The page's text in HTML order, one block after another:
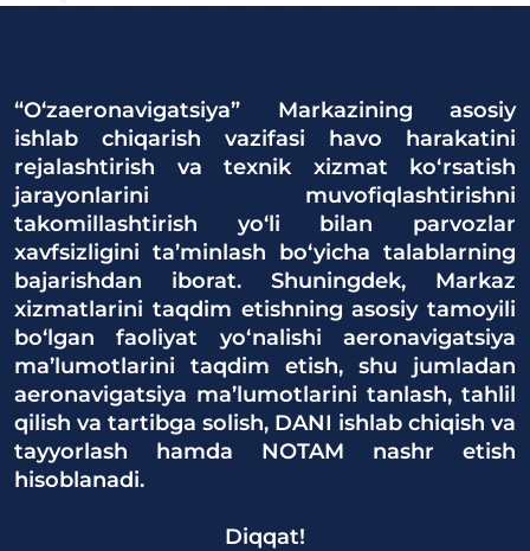
“O‘zaeronavigatsiya” Markazining asosiy
ishlab chiqarish vazifasi havo harakatini
rejalashtirish va texnik xizmat ko‘rsatish
jarayonlarini muvofiqlashtirishni
takomillashtirish yo‘li bilan parvozlar
xavfsizligini ta’minlash bo‘yicha talablarning
bajarishdan iborat. Shuningdek, Markaz
xizmatlarini taqdim etishning asosiy tamoyili
bo‘lgan faoliyat yo‘nalishi aeronavigatsiya
ma’lumotlarini taqdim etish, shu jumladan
aeronavigatsiya ma’lumotlarini tanlash, tahlil
qilish va tartibga solish, DANI ishlab chiqish va
tayyorlash hamda NOTAM nashr etish
hisoblanadi.
Diqqat!